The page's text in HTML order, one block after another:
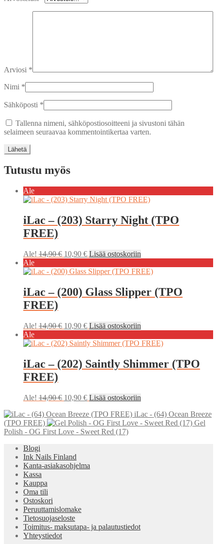
Arviosi *
Nimi *
Sähköposti *
Tallenna nimeni, sähköpostiosoitteeni ja sivustoni tähän
selaimeen seuraavaa kommentointikertaa varten.
Tutustu myös
Ale
iLac – (203) Starry Night (TPO
FREE)
Ale! 14,90€ Alkuperäinen
oli:
10,90 €Nykyinen
on:
Lisää ostoskoriin
Ale
iLac – (200) Glass Slipper (TPO
FREE)
Ale! 14,90€ Alkuperäinen
oli:
10,90 €Nykyinen
on:
Lisää ostoskoriin
Ale
iLac – (202) Saintly Shimmer (TPO
FREE)
Ale! 14,90€ Alkuperäinen
oli:
14,90 €.
10,90 €Nykyinen
on:
10,90 €.
Lisää ostoskoriin
iLac - (64) Ocean Breeze
(TPO FREE)
Gel
Polish - OG First Love - Sweet Red (17)
Blogi
Ink Nails Finland
Kanta-asiakasohjelma
Kassa
Kauppa
Oma tili
Ostoskori
Peruuttamislomake
Tietosuojaseloste
Toimitus- maksutapa- ja palautustiedot
Yhteystiedot